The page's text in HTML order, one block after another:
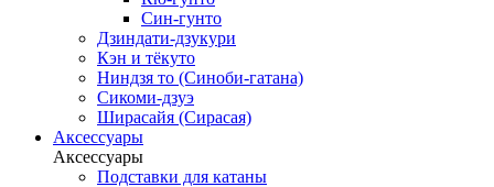
Син-гунто
Дзиндати-дзукури
Кэн и тёкуто
Ниндзя то (Синоби-гатана)
Сикоми-дзуэ
Ширасайя (Сирасая)
Аксессуары
Аксессуары
Подставки для катаны